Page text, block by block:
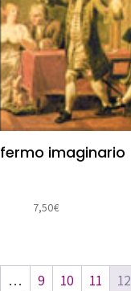
imaginario
7,50€
… 9 10 11 12